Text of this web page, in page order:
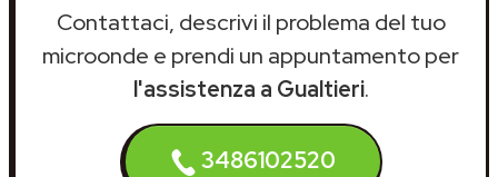
Contattaci, descrivi il problema del tuo
microonde e prendi un appuntamento per
l'assistenza a Gualtieri.
3486102520